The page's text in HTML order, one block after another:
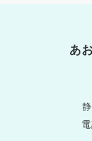
あ